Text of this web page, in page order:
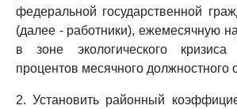
федеральной государственной
(далее - работники), ежемесячную
в зоне экологического
процентов месячного должностного
2. Установить районный